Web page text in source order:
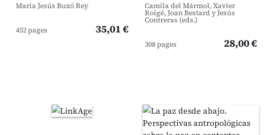
Maria Jesús Buxó Rey
452 pages 35,01 €
Camila del Mármol, Xavier
Roigé, Joan Bestard y Jesús
Contreras (eds.)
308 pages 28,00 €